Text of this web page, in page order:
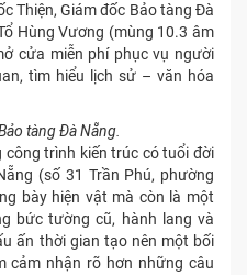
Thiện, Giám đốc Bảo tàng Đà
Hùng Vương (mùng 10.3 âm
cửa miễn phí phục vụ người
tìm hiểu lịch sử – văn hóa
tàng Đà Nẵng.
công trình kiến trúc có tuổi đời
(số 31 Trần Phú, phường
bày hiện vật mà còn là một
bức tường cũ, hành lang và
ấn thời gian tạo nên một bối
cảm nhận rõ hơn những câu